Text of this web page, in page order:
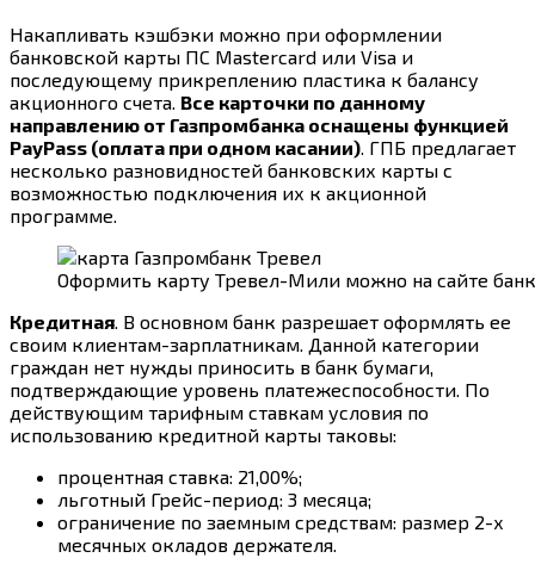
Накапливать кэшбэки можно при оформлении
банковской карты ПС Mastercard или Visa и
последующему прикреплению пластика к балансу
акционного счета. Все карточки по данному
направлению от Газпромбанка оснащены функцией
PayPass (оплата при одном касании). ГПБ предлагает
несколько разновидностей банковских карты с
возможностью подключения их к акционной
программе.
Оформить карту Тревел-Мили можно на сайте
Кредитная. В основном банк разрешает оформлять ее
своим клиентам-зарплатникам. Данной категории
граждан нет нужды приносить в банк бумаги,
подтверждающие уровень платежеспособности. По
действующим тарифным ставкам условия по
использованию кредитной карты таковы:
процентная ставка: 21,00%;
льготный Грейс-период: 3 месяца;
ограничение по заемным средствам: размер 2-х
месячных окладов держателя.